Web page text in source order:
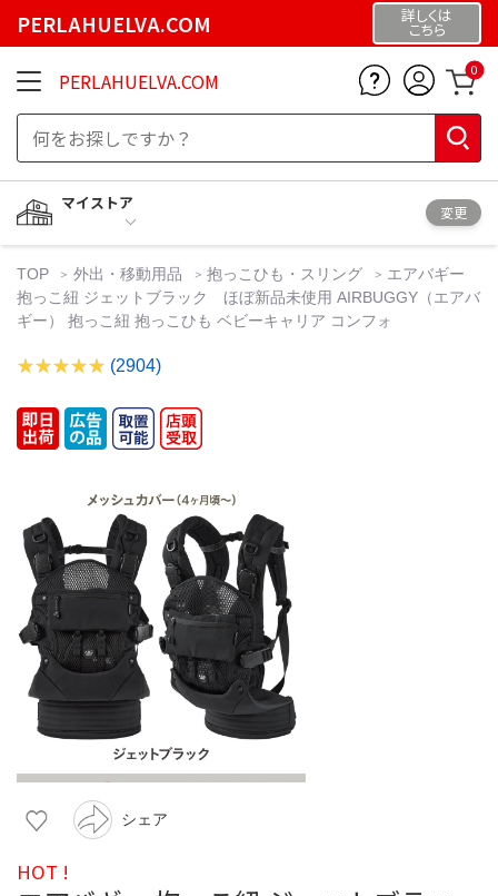
PERLAHUELVA.COM 詳しくは
こちら
PERLAHUELVA.COM 0
マイストア
変更
TOP 外出・移動用品 抱っこひも・スリング
エアバギー
抱っこ紐 ジェットブラック ほぼ新品未使用 AIRBUGGY（エアバ
ギー） 抱っこ紐 抱っこひも ベビーキャリア コンフォ
(2904)
シェア
HOT !